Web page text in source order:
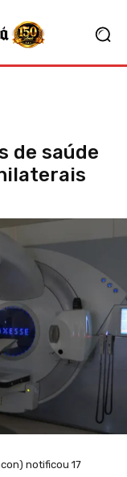
de saúde
notificou 17